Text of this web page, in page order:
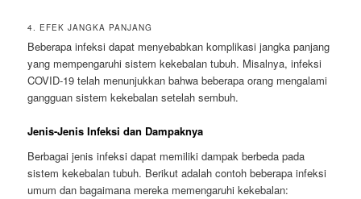
4. EFEK JANGKA PANJANG
Beberapa infeksi dapat menyebabkan komplikasi jangka panjang
yang mempengaruhi sistem kekebalan tubuh. Misalnya, infeksi
COVID-19 telah menunjukkan bahwa beberapa orang mengalami
gangguan sistem kekebalan setelah sembuh.
Jenis-Jenis Infeksi dan Dampaknya
Berbagai jenis infeksi dapat memiliki dampak berbeda pada
sistem kekebalan tubuh. Berikut adalah contoh beberapa infeksi
umum dan bagaimana mereka memengaruhi kekebalan: